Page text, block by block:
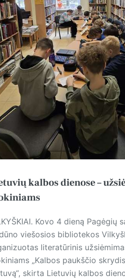
kalbos dienose –
Kovo 4 die­ną Pagėgių
viešosios bibliotekos
literatūrinis
„Kalbos paukščio
skirta Lietuvių kalbos